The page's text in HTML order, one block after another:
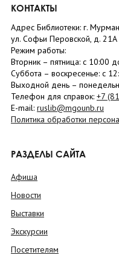
КОНТАКТЫ
Адрес Библиотеки: г.
ул. Софьи Перовской, д. 21А
Режим работы:
Вторник – пятница: с 10:00
Суббота – воскресенье: c
Выходной день –
Телефон для справок: +7
E-mail: ruslib@mgounb.ru
Политика обработки
РАЗДЕЛЫ САЙТА
Афиша
Новости
Выставки
Экскурсии
Посетителям